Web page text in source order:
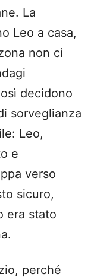
La
Leo a casa,
non ci
decidono
sorveglianza
Leo,
e
verso
sicuro,
era stato
perché